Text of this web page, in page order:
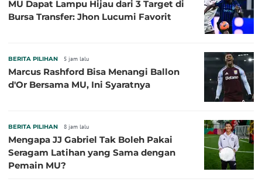
MU Dapat Lampu Hijau dari 3 Target di
Bursa Transfer: Jhon Lucumi Favorit
BERITA PILIHAN 5 jam lalu
Marcus Rashford Bisa Menangi Ballon
d'Or Bersama MU, Ini Syaratnya
BERITA PILIHAN 8 jam lalu
Mengapa JJ Gabriel Tak Boleh Pakai
Seragam Latihan yang Sama dengan
Pemain MU?